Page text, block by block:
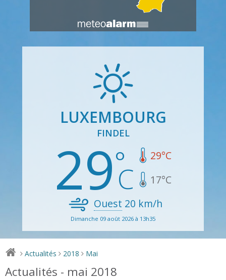
LUXEMBOURG
FINDEL
29 29°C
17°C
Ouest 20 km/h
Dimanche 09 août 2026 à 13h35
> Actualités > 2018 > Mai
Actualités - mai 2018